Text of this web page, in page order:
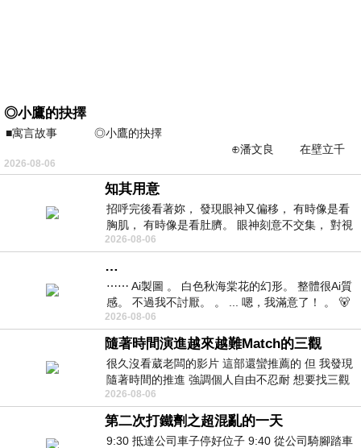
◎小鷹的抉擇
■寓言故事 ◎小鷹的抉擇
⊕潘文良 在壁立千
仞的懸崖上，有一座遮天蔽
2026-08-06
知其用意
招呼完後看著妳， 發現眼神又偏移， 有時像是看
胸肌， 有時像是看肚臍。 眼神刻意不交集， 對視
視線不對齊， 讓我很難不
2026-08-06
…
⋯⋯ Ai製圖 。 白色秋海棠花的幻形。 整體很Ai質
感。 不過我不討厭。 。 ... 嗯，我滿意了！ 。 🐻
昨中
2026-08-06
隨著時間演進越來越難Match的三觀
很久沒看葳老闆的影片 這部還蠻推薦的 但 我發現
隨著時間的推進 強調個人自由不忍耐 想要找三觀
接近的不要說對象 連朋友都超
2026-08-06
第二次打鐵劑之超混亂的一天
9:30 抵達公司車子停好位子 9:40 從公司騎腳踏車